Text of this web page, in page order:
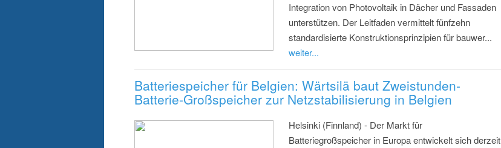
Integration von Photovoltaik in Dächer und Fassaden
unterstützen. Der Leitfaden vermittelt fünfzehn
standardisierte Konstruktionsprinzipien für bauwer...
weiter...
Batteriespeicher für Belgien: Wärtsilä baut Zweistunden-
Batterie-Großspeicher zur Netzstabilisierung in Belgien
Helsinki (Finnland) - Der Markt für
Batteriegroßspeicher in Europa entwickelt sich derzeit